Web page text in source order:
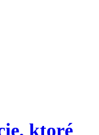
ktoré